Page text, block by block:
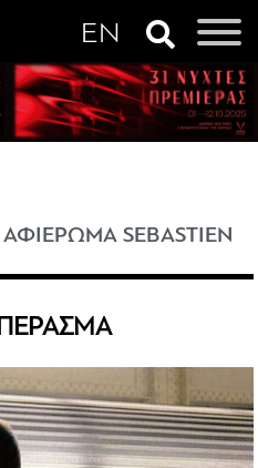
ΑΦΙΕΡΩΜΑ SEBASTIEN
ΠΕΡΑΣΜΑ